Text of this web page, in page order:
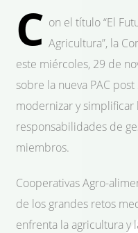
C on el título “El
Agricultura”, la
este miércoles, 29 de
sobre la nueva PAC
modernizar y simplificar
responsabilidades de
miembros.
Cooperativas Agro-
de los grandes retos
enfrenta la agricultura y